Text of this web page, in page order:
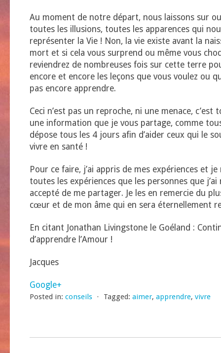
Au moment de notre départ, nous laissons sur
toutes les illusions, toutes les apparences qui
représenter la Vie ! Non, la vie existe avant la
mort et si cela vous surprend ou même vous
reviendrez de nombreuses fois sur cette terre
encore et encore les leçons que vous voulez ou
pas encore apprendre.
Ceci n’est pas un reproche, ni une menace, c’est
une information que je vous partage, comme
dépose tous les 4 jours afin d’aider ceux qui le
vivre en santé !
Pour ce faire, j’ai appris de mes expériences et
toutes les expériences que les personnes que
accepté de me partager. Je les en remercie du
cœur et de mon âme qui en sera éternellement
En citant Jonathan Livingstone le Goéland :
d’apprendre l’Amour !
Jacques
Google+
Posted in: conseils ⋅ Tagged: aimer, apprendre, vivre